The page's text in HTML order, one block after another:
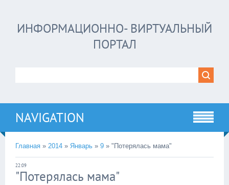
ИНФОРМАЦИОННО- ВИРТУАЛЬНЫЙ
ПОРТАЛ
NAVIGATION
Главная » 2014 » Январь » 9 » "Потерялась мама"
22:09
"Потерялась мама"